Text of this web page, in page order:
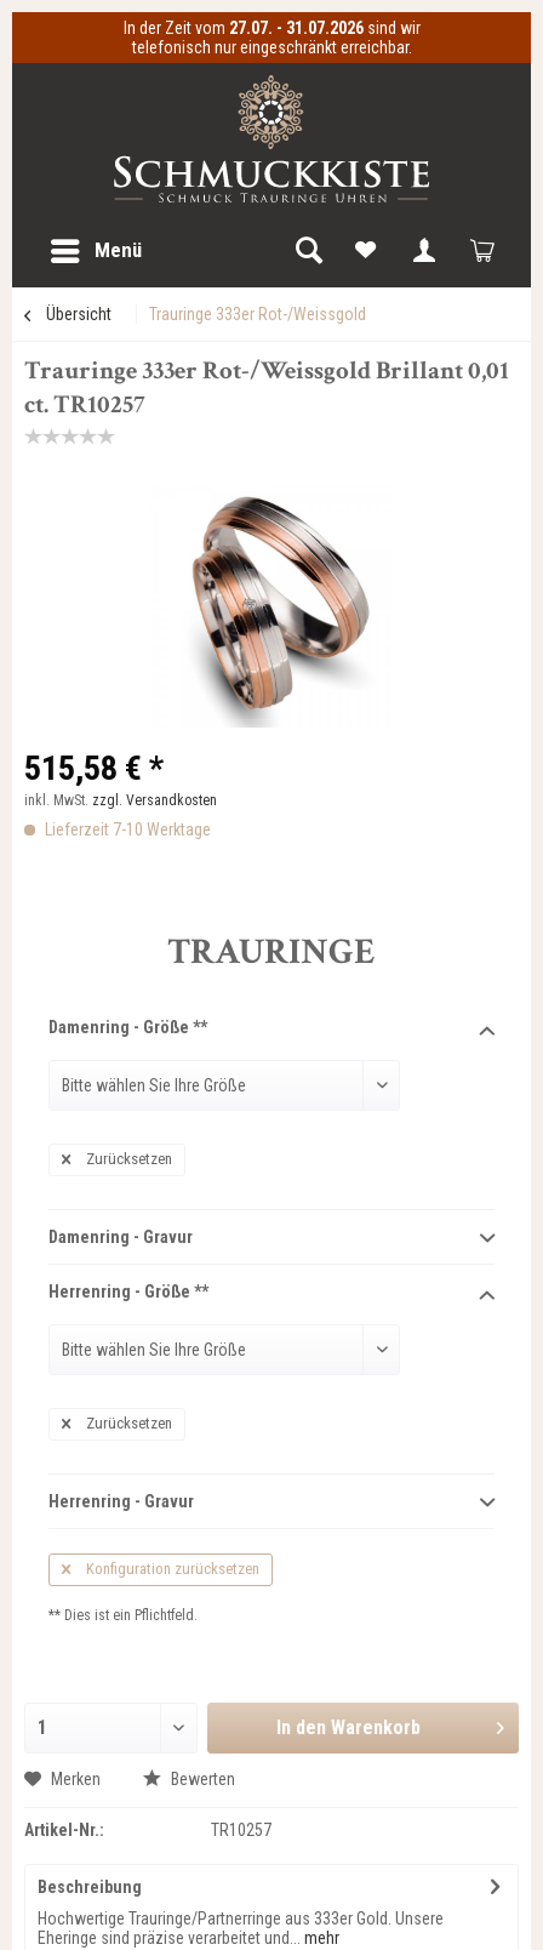
In der Zeit vom 27.07. - 31.07.2026 sind wir
telefonisch nur eingeschränkt erreichbar.
Menü
Übersicht Trauringe 333er Rot-/Weissgold
Trauringe 333er Rot-/Weissgold Brillant 0,01
ct. TR10257
515,58 € *
inkl. MwSt. zzgl. Versandkosten
Lieferzeit 7-10 Werktage
TRAURINGE
Damenring - Größe **
Zurücksetzen
Damenring - Gravur
Herrenring - Größe **
Zurücksetzen
Herrenring - Gravur
Konfiguration zurücksetzen
** Dies ist ein Pflichtfeld.
In den Warenkorb
Merken Bewerten
Artikel-Nr.: TR10257
Beschreibung
Hochwertige Trauringe/Partnerringe aus 333er Gold. Unsere
Eheringe sind präzise verarbeitet und...
mehr